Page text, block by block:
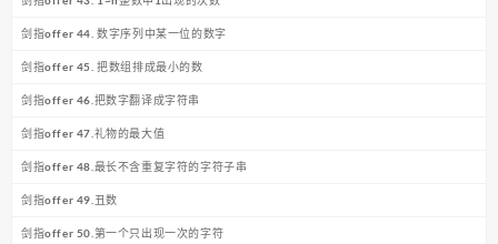
剑指offer 44. 数字序列中某一位的数字
剑指offer 45. 把数组排成最小的数
剑指offer 46.把数字翻译成字符串
剑指offer 47.礼物的最大值
剑指offer 48.最长不含重复字符的字符子串
剑指offer 49.丑数
剑指offer 50.第一个只出现一次的字符